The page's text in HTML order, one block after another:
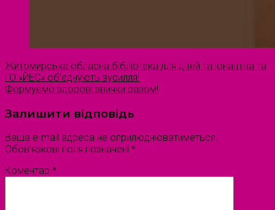
Житомирська обласна бібліотека для дітей та юнацтва та
ГО «ЙЕС» об’єднують зусилля!
Формуємо здорові звички разом!
Залишити відповідь
Ваша e-mail адреса не оприлюднюватиметься.
Обов’язкові поля позначені *
Коментар *